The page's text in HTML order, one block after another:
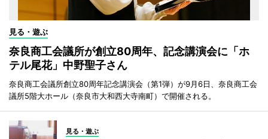
見る・遊ぶ
奈良商工会議所が創立80周年、記念講演会に「ホ
テル尾花」中野聖子さん
奈良商工会議所創立80周年記念講演会（第1弾）が9月6日、奈良商工会
議所5階大ホール（奈良市大和西大寺南町）で開催される。
見る・遊ぶ